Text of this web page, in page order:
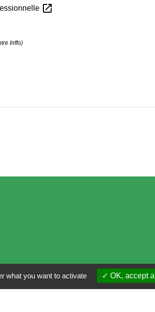
open_in_new
Inffo)
what you want to activate OK, accept all